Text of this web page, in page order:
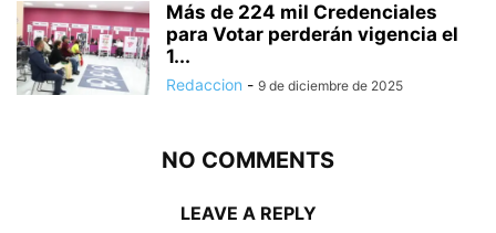
Más de 224 mil Credenciales
para Votar perderán vigencia el
1...
Redaccion - 9 de diciembre de 2025
NO COMMENTS
LEAVE A REPLY